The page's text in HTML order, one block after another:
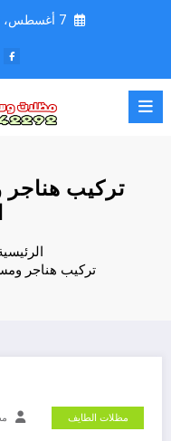
7 أغسطس، 2026
تركيب
تركيب هناجر
مظلات الطايف